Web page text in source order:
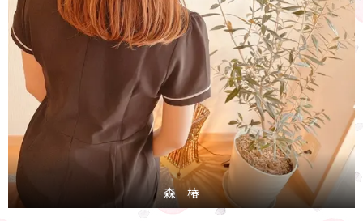
森 椿